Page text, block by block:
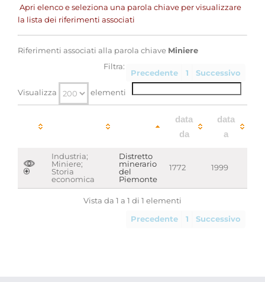
Apri elenco e seleziona una parola chiave per visualizzare
la lista dei riferimenti associati
Riferimenti associati alla parola chiave Miniere
Precedente 1 Successivo
Visualizza elementi
Filtra:
data
da
data
a
Industria;
Miniere;
Storia
economica
Distretto
minerario
del
Piemonte
1772 1999
Vista da 1 a 1 di 1 elementi
Precedente 1 Successivo